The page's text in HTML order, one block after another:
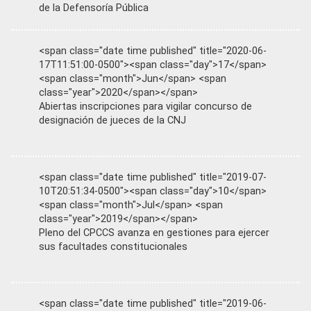
de la Defensoría Pública
<span class="date time published" title="2020-06-
17T11:51:00-0500"><span class="day">17</span>
<span class="month">Jun</span> <span
class="year">2020</span></span>
Abiertas inscripciones para vigilar concurso de
designación de jueces de la CNJ
<span class="date time published" title="2019-07-
10T20:51:34-0500"><span class="day">10</span>
<span class="month">Jul</span> <span
class="year">2019</span></span>
Pleno del CPCCS avanza en gestiones para ejercer
sus facultades constitucionales
<span class="date time published" title="2019-06-